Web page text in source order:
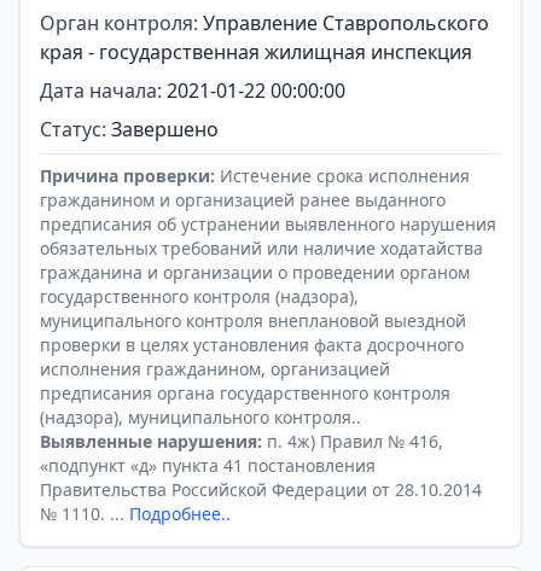
Орган контроля: Управление Ставропольского
края - государственная жилищная инспекция
Дата начала: 2021-01-22 00:00:00
Статус: Завершено
Причина проверки: Истечение срока исполнения
гражданином и организацией ранее выданного
предписания об устранении выявленного нарушения
обязательных требований или наличие ходатайства
гражданина и организации о проведении органом
государственного контроля (надзора),
муниципального контроля внеплановой выездной
проверки в целях установления факта досрочного
исполнения гражданином, организацией
предписания органа государственного контроля
(надзора), муниципального контроля..
Выявленные нарушения: п. 4ж) Правил № 416,
«подпункт «д» пункта 41 постановления
Правительства Российской Федерации от 28.10.2014
№ 1110. ... Подробнее..